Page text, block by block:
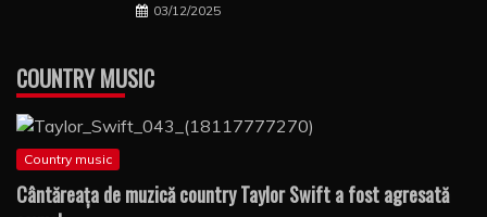
03/12/2025
COUNTRY MUSIC
Country music
Cântăreaţa de muzică country Taylor Swift a fost agresată